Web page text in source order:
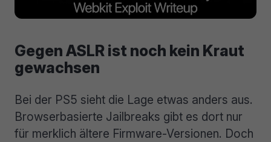
Gegen ASLR ist noch kein Kraut
gewachsen
Bei der PS5 sieht die Lage etwas anders aus.
Browserbasierte Jailbreaks gibt es dort nur
für merklich ältere Firmware-Versionen. Doch